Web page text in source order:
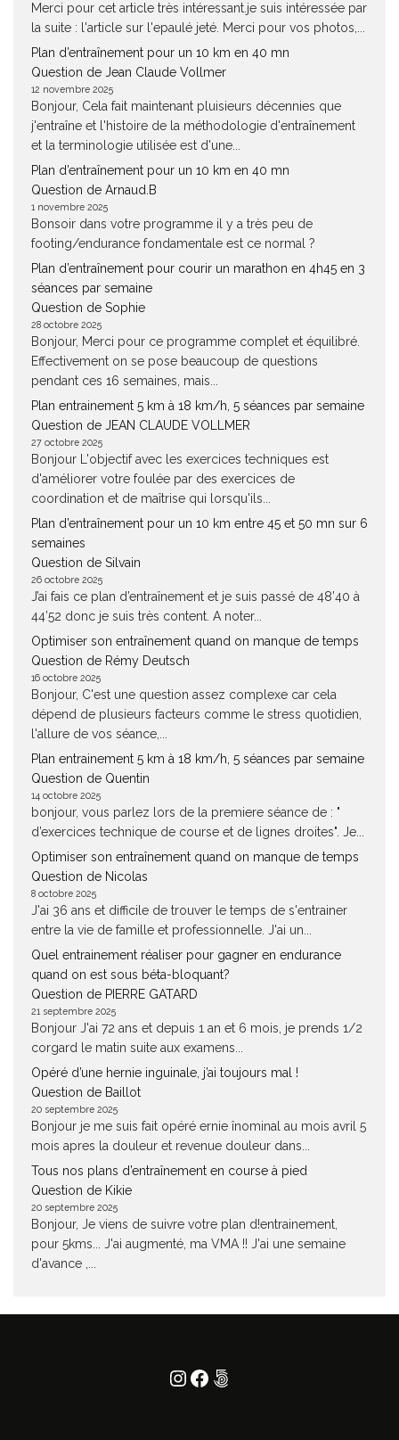
Merci pour cet article très intéressant.je suis intéressée par
la suite : l'article sur l'epaulé jeté. Merci pour vos photos,...
Plan d’entraînement pour un 10 km en 40 mn
Question de Jean Claude Vollmer
12 novembre 2025
Bonjour, Cela fait maintenant pluisieurs décennies que
j'entraîne et l'histoire de la méthodologie d'entraînement
et la terminologie utilisée est d'une...
Plan d’entraînement pour un 10 km en 40 mn
Question de Arnaud.B
1 novembre 2025
Bonsoir dans votre programme il y a très peu de
footing/endurance fondamentale est ce normal ?
Plan d’entraînement pour courir un marathon en 4h45 en 3
séances par semaine
Question de Sophie
28 octobre 2025
Bonjour, Merci pour ce programme complet et équilibré.
Effectivement on se pose beaucoup de questions
pendant ces 16 semaines, mais...
Plan entrainement 5 km à 18 km/h, 5 séances par semaine
Question de JEAN CLAUDE VOLLMER
27 octobre 2025
Bonjour L'objectif avec les exercices techniques est
d'améliorer votre foulée par des exercices de
coordination et de maîtrise qui lorsqu'ils...
Plan d’entraînement pour un 10 km entre 45 et 50 mn sur 6
semaines
Question de Silvain
26 octobre 2025
J’ai fais ce plan d’entraînement et je suis passé de 48’40 à
44’52 donc je suis très content. A noter...
Optimiser son entraînement quand on manque de temps
Question de Rémy Deutsch
16 octobre 2025
Bonjour, C'est une question assez complexe car cela
dépend de plusieurs facteurs comme le stress quotidien,
l'allure de vos séance,...
Plan entrainement 5 km à 18 km/h, 5 séances par semaine
Question de Quentin
14 octobre 2025
bonjour, vous parlez lors de la premiere séance de : "
d’exercices technique de course et de lignes droites". Je...
Optimiser son entraînement quand on manque de temps
Question de Nicolas
8 octobre 2025
J'ai 36 ans et difficile de trouver le temps de s'entrainer
entre la vie de famille et professionnelle. J'ai un...
Quel entrainement réaliser pour gagner en endurance
quand on est sous béta-bloquant?
Question de PIERRE GATARD
21 septembre 2025
Bonjour J'ai 72 ans et depuis 1 an et 6 mois, je prends 1/2
corgard le matin suite aux examens...
Opéré d’une hernie inguinale, j’ai toujours mal !
Question de Baillot
20 septembre 2025
Bonjour je me suis fait opéré ernie înominal au mois avril 5
mois apres la douleur et revenue douleur dans...
Tous nos plans d’entraînement en course à pied
Question de Kikie
20 septembre 2025
Bonjour, Je viens de suivre votre plan d!entrainement,
pour 5kms... J'ai augmenté, ma VMA !! J'ai une semaine
d'avance ,...
Instagram
Facebook
500px